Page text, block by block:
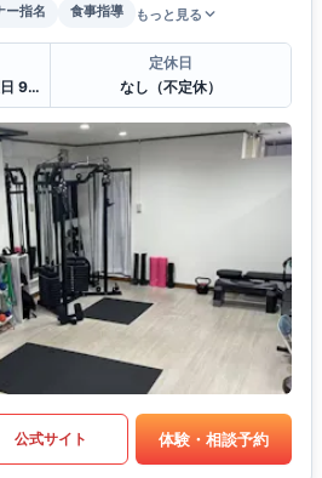
ー指名 食事指導 もっと見る
月曜日 10:00〜22:00 火曜日 9:00〜22:00 水曜日 9:00〜22:00 木曜日 9:00〜22:00 金曜日 9:00〜22:00 土曜日 9:00〜22:00 日曜日 8:00〜19:00
定休日
なし（不定休）
公式サイト 体験・相談予約